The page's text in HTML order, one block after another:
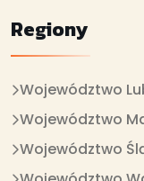
Regiony
Województwo
Województwo
Województwo